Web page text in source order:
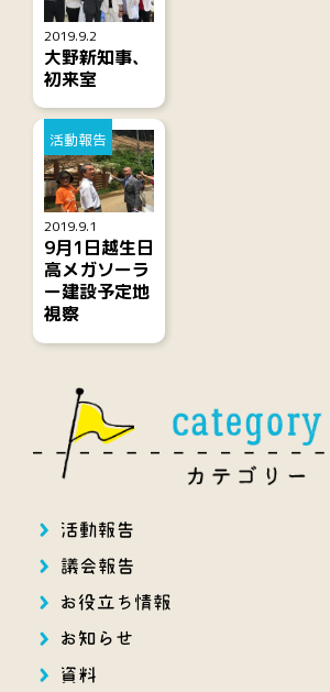
2019.9.2
大野新知事、
初来室
2019.9.1
活動報告
9月1日越生日
高メガソーラ
ー建設予定地
視察